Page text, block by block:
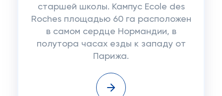
старшей школы. Кампус Ecole des
Roches площадью 60 га расположен
в самом сердце Нормандии, в
полутора часах езды к западу от
Парижа.